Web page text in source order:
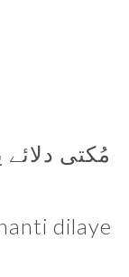
مُکتی
dilaye